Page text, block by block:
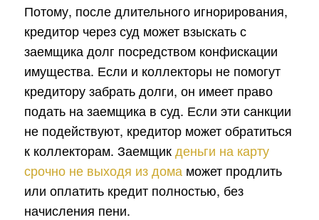
Потому, после длительного игнорирования,
кредитор через суд может взыскать с
заемщика долг посредством конфискации
имущества. Если и коллекторы не помогут
кредитору забрать долги, он имеет право
подать на заемщика в суд. Если эти санкции
не подействуют, кредитор может обратиться
к коллекторам. Заемщикденьги на карту
срочно не выходя из дома может продлить
или оплатить кредит полностью, без
начисления пени.